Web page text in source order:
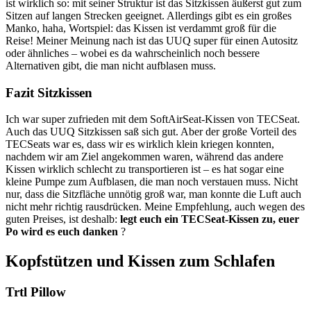
ist wirklich so: mit seiner Struktur ist das Sitzkissen äußerst gut zum
Sitzen auf langen Strecken geeignet. Allerdings gibt es ein großes
Manko, haha, Wortspiel: das Kissen ist verdammt groß für die
Reise! Meiner Meinung nach ist das UUQ super für einen Autositz
oder ähnliches – wobei es da wahrscheinlich noch bessere
Alternativen gibt, die man nicht aufblasen muss.
Fazit Sitzkissen
Ich war super zufrieden mit dem SoftAirSeat-Kissen von TECSeat.
Auch das UUQ Sitzkissen saß sich gut. Aber der große Vorteil des
TECSeats war es, dass wir es wirklich klein kriegen konnten,
nachdem wir am Ziel angekommen waren, während das andere
Kissen wirklich schlecht zu transportieren ist – es hat sogar eine
kleine Pumpe zum Aufblasen, die man noch verstauen muss. Nicht
nur, dass die Sitzfläche unnötig groß war, man konnte die Luft auch
nicht mehr richtig rausdrücken. Meine Empfehlung, auch wegen des
guten Preises, ist deshalb: legt euch ein TECSeat-Kissen zu, euer
Po wird es euch danken ?
Kopfstützen und Kissen zum Schlafen
Trtl Pillow